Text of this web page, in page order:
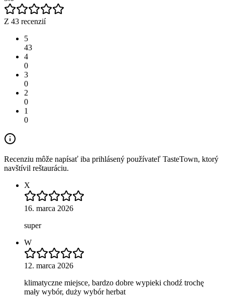
Z 43 recenzií
5
43
4
0
3
0
2
0
1
0
Recenziu môže napísať iba prihlásený používateľ TasteTown, ktorý
navštívil reštauráciu.
X
16. marca 2026
super
W
12. marca 2026
klimatyczne miejsce, bardzo dobre wypieki chodź trochę
mały wybór, duży wybór herbat